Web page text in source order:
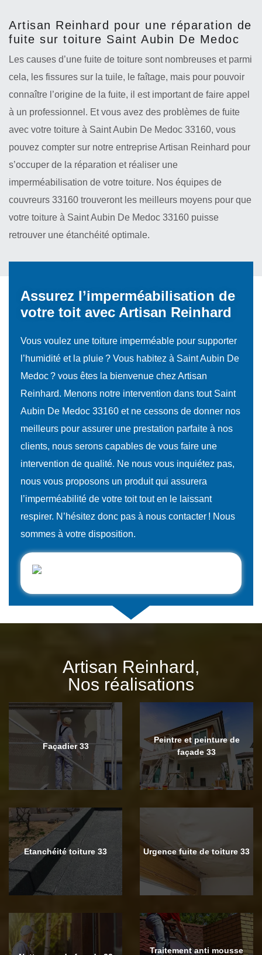
Artisan Reinhard pour une réparation de
fuite sur toiture Saint Aubin De Medoc
Les causes d’une fuite de toiture sont nombreuses et parmi
cela, les fissures sur la tuile, le faîtage, mais pour pouvoir
connaître l’origine de la fuite, il est important de faire appel
à un professionnel. Et vous avez des problèmes de fuite
avec votre toiture à Saint Aubin De Medoc 33160, vous
pouvez compter sur notre entreprise Artisan Reinhard pour
s’occuper de la réparation et réaliser une
imperméabilisation de votre toiture. Nos équipes de
couvreurs 33160 trouveront les meilleurs moyens pour que
votre toiture à Saint Aubin De Medoc 33160 puisse
retrouver une étanchéité optimale.
Assurez l’imperméabilisation de
votre toit avec Artisan Reinhard
Vous voulez une toiture imperméable pour supporter
l’humidité et la pluie ? Vous habitez à Saint Aubin De
Medoc ? vous êtes la bienvenue chez Artisan
Reinhard. Menons notre intervention dans tout Saint
Aubin De Medoc 33160 et ne cessons de donner nos
meilleurs pour assurer une prestation parfaite à nos
clients, nous serons capables de vous faire une
intervention de qualité. Ne nous vous inquiétez pas,
nous vous proposons un produit qui assurera
l’imperméabilité de votre toit tout en le laissant
respirer. N’hésitez donc pas à nous contacter ! Nous
sommes à votre disposition.
Artisan Reinhard,
Nos réalisations
Façadier 33
Peintre et peinture de
façade 33
Etanchéité toiture 33 Urgence fuite de toiture 33
Traitement anti mousse